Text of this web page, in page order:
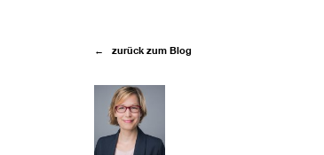
← zurück zum Blog